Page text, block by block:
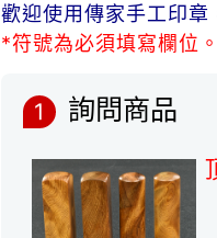
歡迎使用傳家手工印
*符號為必須填寫欄位。
1 詢問商品